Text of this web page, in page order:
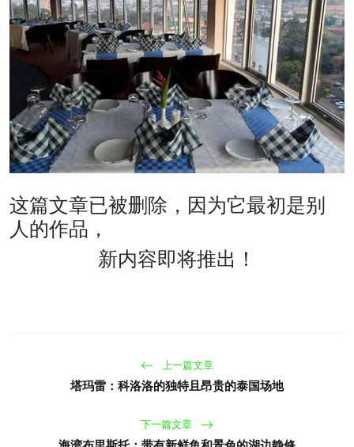
这篇文章已被删除，因为它最初是别
人的作品，
新内容即将推出！
上一篇文章
塔玛雷：科洛洛的独特且昂贵的泰国场地
下一篇文章
海湾布里斯托：带有新鲜鱼和景色的湖边静修